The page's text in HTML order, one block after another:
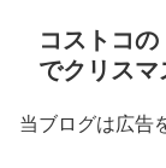
コストコの
でクリス
当ブログは広告